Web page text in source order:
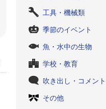
工具・機械類
季節のイベント
魚・水中の生物
学校・教育
吹き出し・コメント
その他